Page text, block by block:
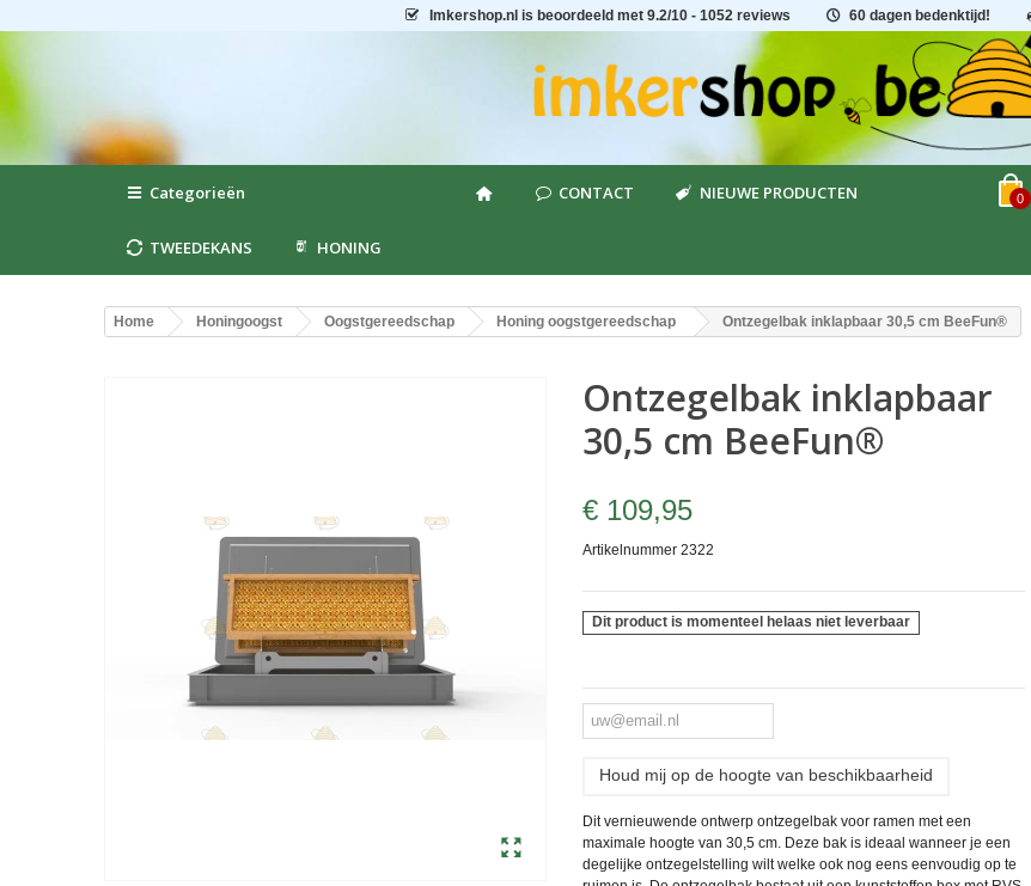
Imkershop.nl is beoordeeld met 9.2/10 - 1052 reviews 60 dagen bedenktijd!
0
Categorieën CONTACT NIEUWE PRODUCTEN
TWEEDEKANS HONING
Home Honingoogst Oogstgereedschap Honing oogstgereedschap Ontzegelbak inklapbaar 30,5 cm BeeFun®
Ontzegelbak inklapbaar
30,5 cm BeeFun®
€ 109,95
Artikelnummer 2322
Dit product is momenteel helaas niet leverbaar
Houd mij op de hoogte van beschikbaarheid
Dit vernieuwende ontwerp ontzegelbak voor ramen met een
maximale hoogte van 30,5 cm. Deze bak is ideaal wanneer je een
degelijke ontzegelstelling wilt welke ook nog eens eenvoudig op te